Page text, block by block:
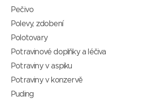
Pečivo
Polevy, zdobení
Polotovary
Potravinové doplňky a léčiva
Potraviny v aspiku
Potraviny v konzervě
Puding